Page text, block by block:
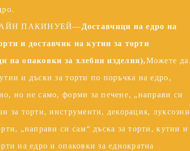
ПАКИНУЕЙ— Доставчици на едро на
и доставчик на кутии за торти
на опаковки за хлебни изделия),Можете да
и дъски за торти по поръчка на едро,
но не само, форми за печене, „направи си
за торти, инструменти, декорация, луксозни
„направи си сам“ дъска за торти, кутии и
на едро и опаковки за еднократна